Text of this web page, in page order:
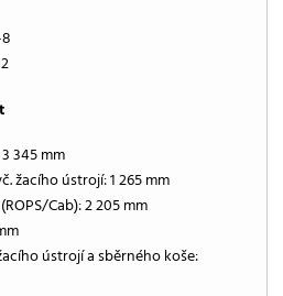
345 mm
žacího ústrojí: 1 265 mm
Cab): 2 205 mm
ústrojí a sběrného koše: